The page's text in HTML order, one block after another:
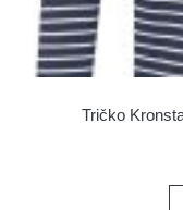
Tričko